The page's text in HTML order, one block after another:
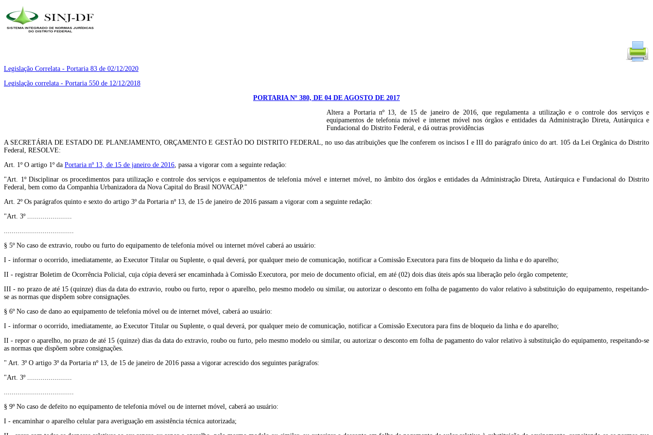
Legislação Correlata - Portaria 83 de 02/12/2020
Legislação correlata - Portaria 550 de 12/12/2018
PORTARIA Nº 380, DE 04 DE AGOSTO DE 2017
Altera a Portaria nº 13, de 15 de janeiro de 2016, que regulamenta a utilização e o controle dos serviços e
equipamentos de telefonia móvel e internet móvel nos órgãos e entidades da Administração Direta, Autárquica e
Fundacional do Distrito Federal, e dá outras providências
A SECRETÁRIA DE ESTADO DE PLANEJAMENTO, ORÇAMENTO E GESTÃO DO DISTRITO FEDERAL, no uso das atribuições que lhe conferem os incisos I e III do parágrafo único do art. 105 da Lei Orgânica do Distrito
Federal, RESOLVE:
Art. 1º O artigo 1º da Portaria nº 13, de 15 de janeiro de 2016, passa a vigorar com a seguinte redação:
"Art. 1º Disciplinar os procedimentos para utilização e controle dos serviços e equipamentos de telefonia móvel e internet móvel, no âmbito dos órgãos e entidades da Administração Direta, Autárquica e Fundacional do Distrito
Federal, bem como da Companhia Urbanizadora da Nova Capital do Brasil NOVACAP."
Art. 2º Os parágrafos quinto e sexto do artigo 3º da Portaria nº 13, de 15 de janeiro de 2016 passam a vigorar com a seguinte redação:
"Art. 3º .......................
....................................
§ 5º No caso de extravio, roubo ou furto do equipamento de telefonia móvel ou internet móvel caberá ao usuário:
I - informar o ocorrido, imediatamente, ao Executor Titular ou Suplente, o qual deverá, por qualquer meio de comunicação, notificar a Comissão Executora para fins de bloqueio da linha e do aparelho;
II - registrar Boletim de Ocorrência Policial, cuja cópia deverá ser encaminhada à Comissão Executora, por meio de documento oficial, em até (02) dois dias úteis após sua liberação pelo órgão competente;
III - no prazo de até 15 (quinze) dias da data do extravio, roubo ou furto, repor o aparelho, pelo mesmo modelo ou similar, ou autorizar o desconto em folha de pagamento do valor relativo à substituição do equipamento, respeitando-
se as normas que dispõem sobre consignações.
§ 6º No caso de dano ao equipamento de telefonia móvel ou de internet móvel, caberá ao usuário:
I - informar o ocorrido, imediatamente, ao Executor Titular ou Suplente, o qual deverá, por qualquer meio de comunicação, notificar a Comissão Executora para fins de bloqueio da linha e do aparelho;
II - repor o aparelho, no prazo de até 15 (quinze) dias da data do extravio, roubo ou furto, pelo mesmo modelo ou similar, ou autorizar o desconto em folha de pagamento do valor relativo à substituição do equipamento, respeitando-se
as normas que dispõem sobre consignações.
" Art. 3º O artigo 3º da Portaria nº 13, de 15 de janeiro de 2016 passa a vigorar acrescido dos seguintes parágrafos:
"Art. 3º .......................
....................................
§ 9º No caso de defeito no equipamento de telefonia móvel ou de internet móvel, caberá ao usuário:
I - encaminhar o aparelho celular para averiguação em assistência técnica autorizada;